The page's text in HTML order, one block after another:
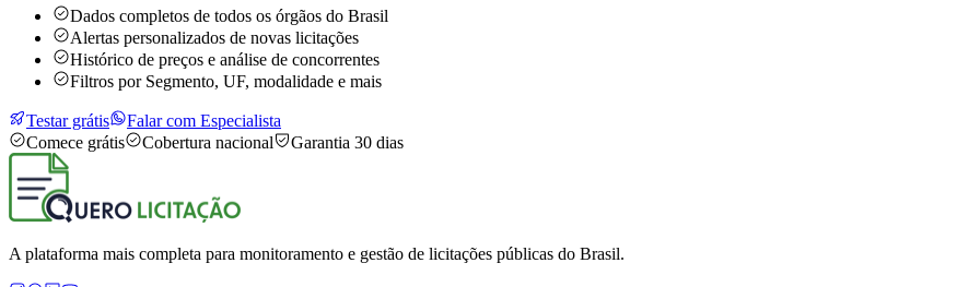
Dados completos de todos os órgãos do Brasil
Alertas personalizados de novas licitações
Histórico de preços e análise de concorrentes
Filtros por Segmento, UF, modalidade e mais
Testar grátis
Falar com Especialista
Comece grátis
Cobertura nacional Garantia 30 dias
A plataforma mais completa para monitoramento e gestão de licitações públicas do Brasil.